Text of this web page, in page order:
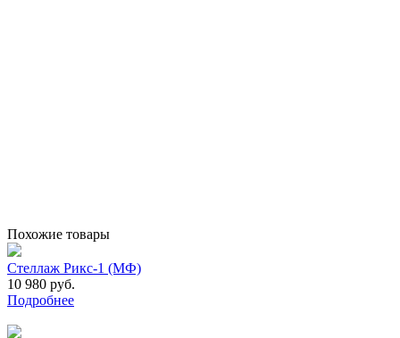
Похожие товары
Стеллаж Рикс-1 (МФ)
10 980 руб.
Подробнее